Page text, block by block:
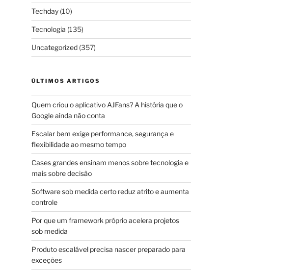
Techday(10)
Tecnologia (135)
Uncategorized(357)
ÚLTIMOS ARTIGOS
Quem criou o aplicativo AJFans? A história que o
Google ainda não conta
Escalar bem exige performance, segurança e
flexibilidade ao mesmo tempo
Cases grandes ensinam menos sobre tecnologia e
mais sobre decisão
Software sob medida certo reduz atrito e aumenta
controle
Por que um framework próprio acelera projetos
sob medida
Produto escalável precisa nascer preparado para
exceções